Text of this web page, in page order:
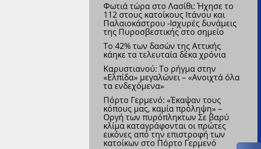
Φωτιά τώρα στο Λασίθι: Ήχησε το
112 στους κατοίκους Ιτάνου και
Παλαιοκάστρου -Ισχυρές δυνάμεις
της Πυροσβεστικής στο σημείο
Το 42% των δασών της Αττικής
κάηκε τα τελευταία δέκα χρόνια
Καρυστιανού: Το ρήγμα στην
«Ελπίδα» μεγαλώνει – «Ανοιχτά όλα
τα ενδεχόμενα»
Πόρτο Γερμενό: «Έκαψαν τους
κόπους μας, καμία πρόληψη» –
Οργή των πυρόπληκτων Σε βαρύ
κλίμα καταγράφονται οι πρώτες
εικόνες από την επιστροφή των
κατοίκων στο Πόρτο Γερμενό